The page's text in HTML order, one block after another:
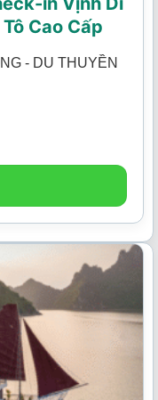
Cao Cấp
- DU THUYỀN